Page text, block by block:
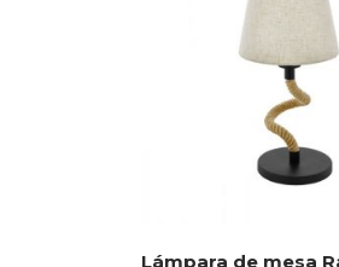
Lámpara de mesa